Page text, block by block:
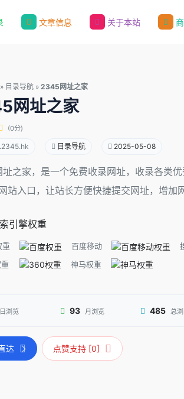
文章信息 关于本站
» 目录导航 » 2345网址之家
网址之家
(0分)
目录导航 2025-05-08
之家，是一个免费收录网址，收录各类
站入口，让站长方便快捷提交网址，增加
引擎权重
重 百度移动
神马权重
日浏览 93 月浏览 485 总
达 点赞支持 [0]